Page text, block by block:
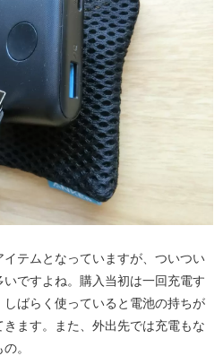
テムとなっていますが、ついつい
ですよね。購入当初は一回充電す
ばらく使っていると電池の持ちが
ます。また、外出先では充電もな
。